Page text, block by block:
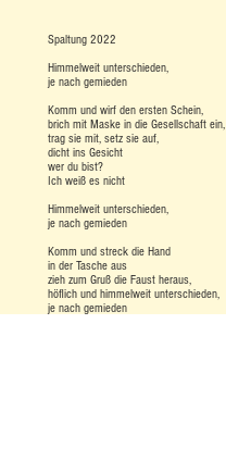
Spaltung 2022
Himmelweit unterschieden,
je nach gemieden
Komm und wirf den ersten Schein,
brich mit Maske in die Gesellschaft ein,
trag sie mit, setz sie auf,
dicht ins Gesicht
wer du bist?
Ich weiß es nicht
Himmelweit unterschieden,
je nach gemieden
Komm und streck die Hand
in der Tasche aus
zieh zum Gruß die Faust heraus,
höflich und himmelweit unterschieden,
je nach gemieden